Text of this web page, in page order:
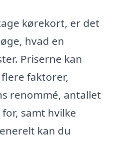
kørekort, er det
hvad en
Priserne kan
faktorer,
renommé, antallet
samt hvilke
kan du